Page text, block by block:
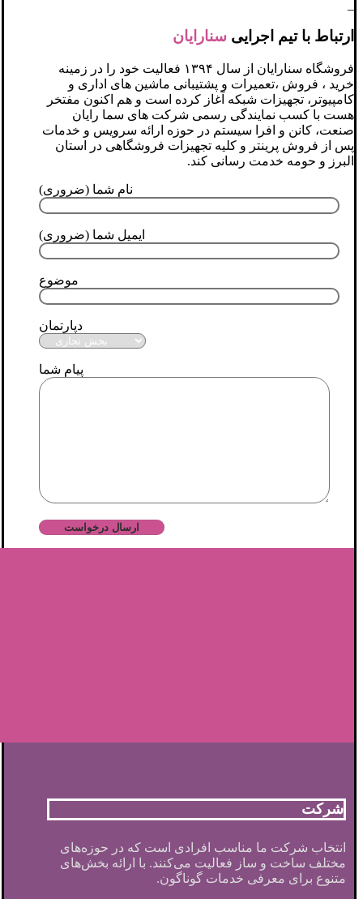
ارتباط با تیم اجرایی سنارایان
فروشگاه سنارایان از سال ۱۳۹۴ فعالیت خود را در زمینه
خرید ، فروش ،تعمیرات و پشتیبانی ماشین های اداری و
کامپیوتر، تجهیزات شبکه آغاز کرده است و هم اکنون مفتخر
هست با کسب نمایندگی رسمی شرکت های سما رایان
صنعت، کانن و افرا سیستم در حوزه ارائه سرویس و خدمات
پس از فروش پرینتر و کلیه تجهیزات فروشگاهی در استان
البرز و حومه خدمت رسانی کند.
نام شما (ضروری)
ایمیل شما (ضروری)
موضوع
دپارتمان
پیام شما
شرکت
انتخاب شرکت ما مناسب افرادی است که در حوزه‌های
مختلف ساخت و ساز فعالیت می‌کنند. با ارائه بخش‌های
متنوع برای معرفی خدمات گوناگون.